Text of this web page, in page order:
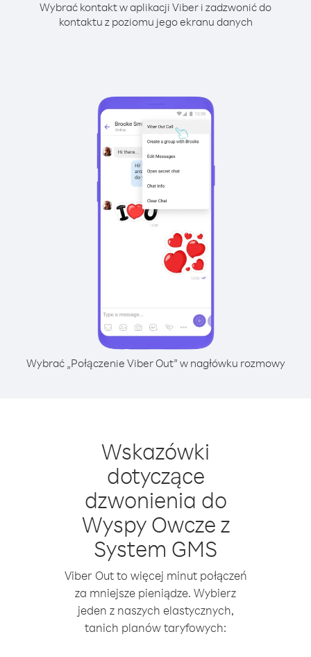
Wybrać kontakt w aplikacji Viber i zadzwonić do
kontaktu z poziomu jego ekranu danych
Wybrać „Połączenie Viber Out” w nagłówku rozmowy
Wskazówki
dotyczące
dzwonienia do
Wyspy Owcze z
System GMS
Viber Out to więcej minut połączeń
za mniejsze pieniądze. Wybierz
jeden z naszych elastycznych,
tanich planów taryfowych: